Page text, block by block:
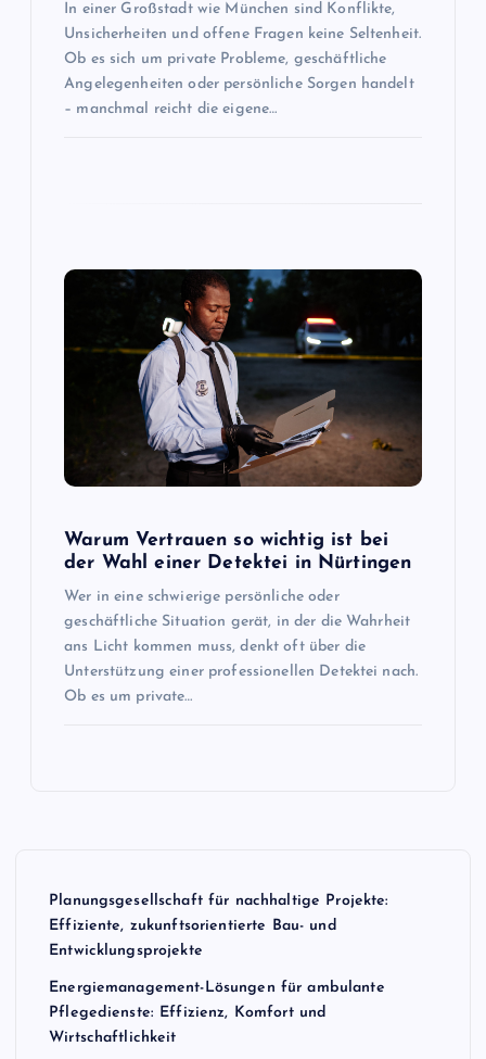
In einer Großstadt wie München sind Konflikte,
Unsicherheiten und offene Fragen keine Seltenheit.
Ob es sich um private Probleme, geschäftliche
Angelegenheiten oder persönliche Sorgen handelt
– manchmal reicht die eigene…
Warum Vertrauen so wichtig ist bei
der Wahl einer Detektei in Nürtingen
Wer in eine schwierige persönliche oder
geschäftliche Situation gerät, in der die Wahrheit
ans Licht kommen muss, denkt oft über die
Unterstützung einer professionellen Detektei nach.
Ob es um private…
Planungsgesellschaft für nachhaltige Projekte:
Effiziente, zukunftsorientierte Bau- und
Entwicklungsprojekte
Energiemanagement-Lösungen für ambulante
Pflegedienste: Effizienz, Komfort und
Wirtschaftlichkeit